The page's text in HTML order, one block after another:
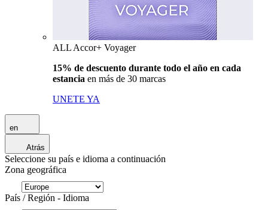
ALL Accor+ Voyager
15% de descuento durante todo el año en cada
estancia en más de 30 marcas
UNETE YA
en
Atrás
Seleccione su país e idioma a continuación
Zona geográfica
País / Región - Idioma